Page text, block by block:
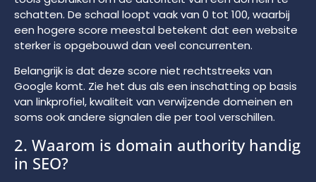
schatten. De schaal loopt vaak van 0 tot 100, waarbij
een hogere score meestal betekent dat een website
sterker is opgebouwd dan veel concurrenten.
Belangrijk is dat deze score niet rechtstreeks van
Google komt. Zie het dus als een inschatting op basis
van linkprofiel, kwaliteit van verwijzende domeinen en
soms ook andere signalen die per tool verschillen.
2. Waarom is domain authority handig
in SEO?